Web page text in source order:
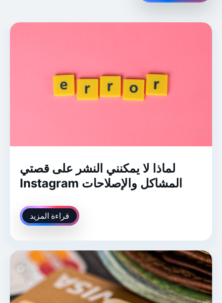
لماذا لا يمكنني النشر على قصتي
Instagram المشاكل والإصلاحات
قراءة المزيد